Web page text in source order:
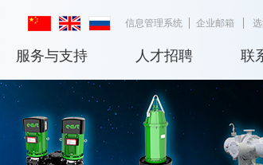
信息管理系统 企业邮箱
服务与支持 人才招聘 联